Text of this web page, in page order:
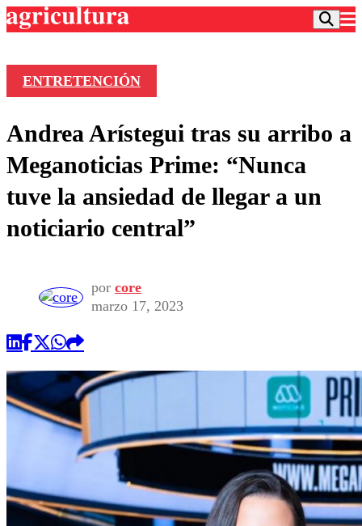
Frecuencias
Agricultura TV
Deportes
Colo Colo
Motor
Torneo Internacional
Torneo Nacional
Entretención
Internacional
Nacional
Vida Social
Programas
Comercial
ENTRETENCIÓN
Andrea Arístegui tras su arribo a
Meganoticias Prime: “Nunca
tuve la ansiedad de llegar a un
noticiario central”
por core
marzo 17, 2023